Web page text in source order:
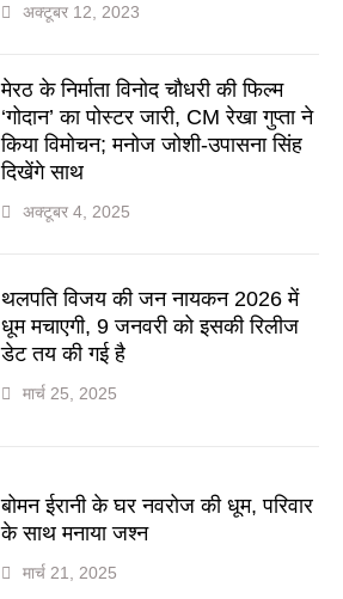
अक्टूबर 12, 2023
मेरठ के निर्माता विनोद चौधरी की फिल्म
‘गोदान’ का पोस्टर जारी, CM रेखा गुप्ता ने
किया विमोचन; मनोज जोशी-उपासना सिंह
दिखेंगे साथ
अक्टूबर 4, 2025
थलपति विजय की जन नायकन 2026 में
धूम मचाएगी, 9 जनवरी को इसकी रिलीज
डेट तय की गई है
मार्च 25, 2025
बोमन ईरानी के घर नवरोज की धूम, परिवार
के साथ मनाया जश्न
मार्च 21, 2025